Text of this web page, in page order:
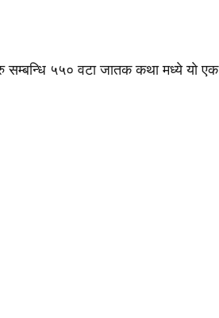
सम्बन्धि ५५० वटा जातक कथा मध्ये